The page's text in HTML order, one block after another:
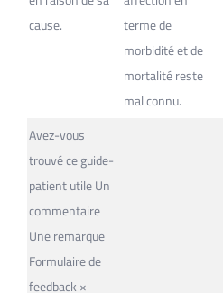
cause.
terme de
morbidité et de
mortalité reste
mal connu.
Avez-vous
trouvé ce guide-
patient utile Un
commentaire
Une remarque
Formulaire de
feedback ×